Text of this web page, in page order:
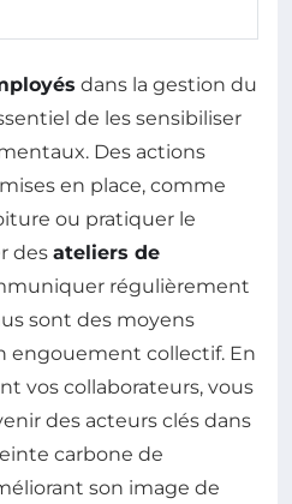
dans la gestion du
de les sensibiliser
Des actions
en place, comme
ou pratiquer le
des ateliers de
régulièrement
sont des moyens
engouement collectif. En
vos collaborateurs, vous
des acteurs clés dans
carbone de
son image de